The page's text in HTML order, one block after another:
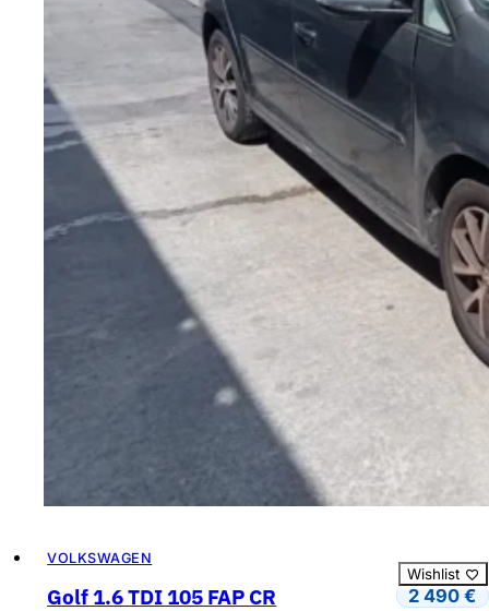
VOLKSWAGEN
Golf 1.6 TDI 105 FAP CR 2 490€
Wishlist